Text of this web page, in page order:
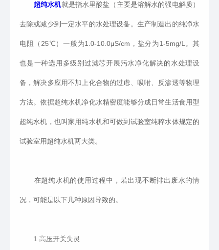
超纯水机就是指水里酸盐（主要是溶解水的强电解质）
去除或减少到一定水平的水处理设备。生产制造出的纯净水
电阻（25℃）一般为1.0-10.0μS/cm，盐分为1-5mg/L。其
也是一种选用多级别过滤芯开展污水净化解决的水处理设
备，解决多应用不加上化合物的过虑、吸咐、反渗透等物理
方法。依据超纯水机净化水精密度能够分成日常生活食用型
超纯水机，也叫家用纯水机和可做到试验室纯粹水体规定的
试验室用超纯水机两大类。
在超纯水机的使用过程中，若出现不断排出废水的情
况，可能是以下几种原因导致的。
1.高压开关失灵